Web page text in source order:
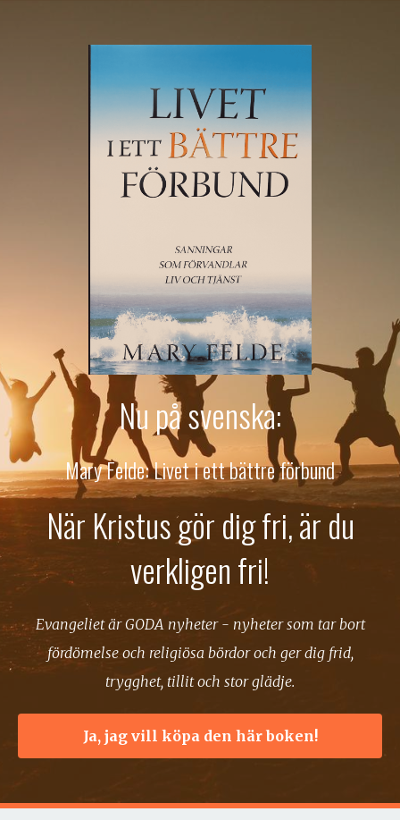
Nu på svenska:
Mary Felde: Livet i ett bättre förbund
När Kristus gör dig fri, är du
verkligen fri!
Evangeliet är GODA nyheter - nyheter som tar bort
fördömelse och religiösa bördor och ger dig frid,
trygghet, tillit och stor glädje.
Ja, jag vill köpa den här boken!